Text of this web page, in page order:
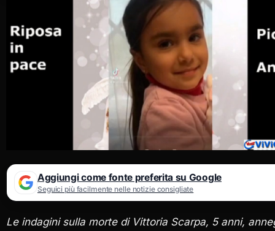
Aggiungi come fonte preferita su Google
Seguici più facilmente nelle notizie consigliate
Le indagini sulla morte di Vittoria Scarpa, 5 anni,